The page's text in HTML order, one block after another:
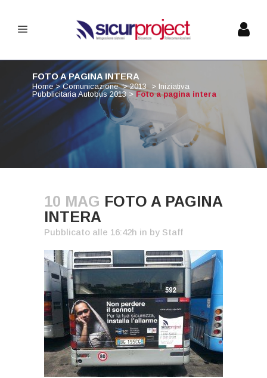
FOTO A PAGINA INTERA
Home>Comunicazione >2013 > Iniziativa
Pubblicitaria Autobus 2013> Foto a pagina intera
10 MAG FOTO A PAGINA
INTERA
Pubblicato alle 16:42h in by Staff